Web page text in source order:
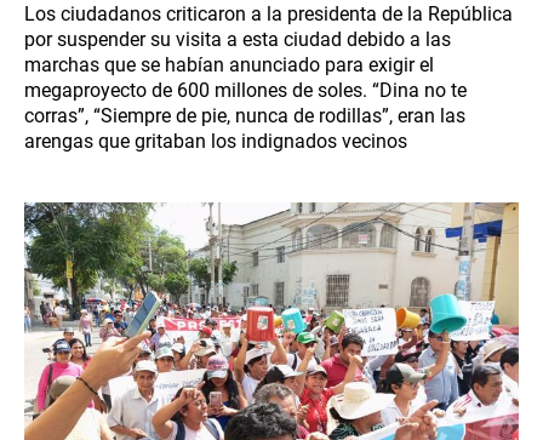
Los ciudadanos criticaron a la presidenta de la República
por suspender su visita a esta ciudad debido a las
marchas que se habían anunciado para exigir el
megaproyecto de 600 millones de soles. “Dina no te
corras”, “Siempre de pie, nunca de rodillas”, eran las
arengas que gritaban los indignados vecinos